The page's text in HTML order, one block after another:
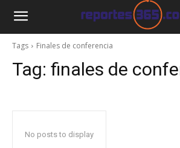
Tags Finales de conferencia
Tag: finales de
No posts to display